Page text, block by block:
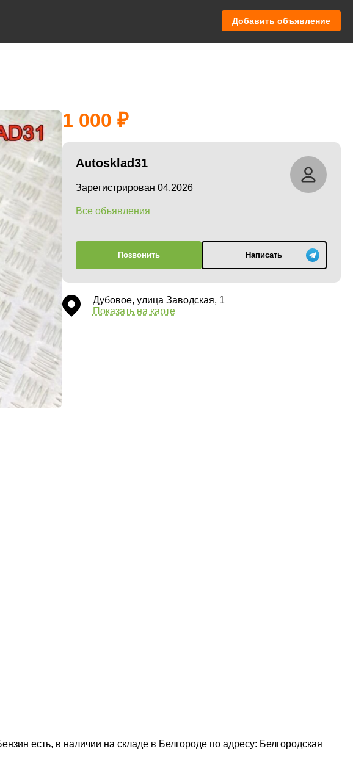
Добавить объявление
1 000
Autosklad31
Зарегистрирован 04.2026
Все объявления
Позвонить Написать
Дубовое, улица Заводская, 1
Показать на карте
есть, в наличии на складе в Белгороде по адресу: Белгородская